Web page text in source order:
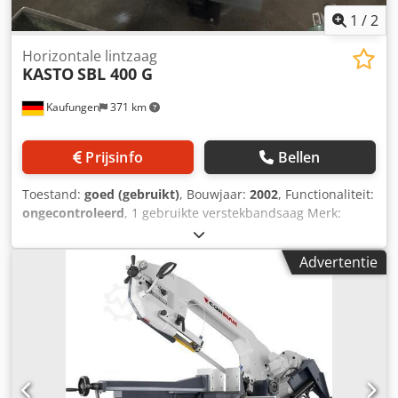
1 /2
Kaufungen 371 km
Horizontale lintzaag
KASTOSBL 400 G
Prijsinfo Bellen
Toestand: goed (gebruikt), Bouwjaar: 2002, Functionaliteit:
ongecontroleerd, 1 gebruikte verstekbandsaag Merk:
Kasto Type: SBL 400 G Bouwjaar: 2002 Technische
gegevens: Lengte: 2491 mm Breedte: 1240 mm Hoogte:
1369 mm (beugel beneden), 2109 mm (beugel boven)
Minimale zaaglengte: 6 mm Kortste restlengte: 35 mm
Totaal gewicht ca.: 920 kg Totale aandrijvingsvermogen ca.:
3,5 kW Credpfxjwuqbbs Ag Ajf Verstekverstelling: 0-60°
Zaagsnelheid: 32/64 m/min Zaagvoeding: hydraulisch
stromingsgeregeld Materiaalklem: handmatig
Zaagbandafmetingen: 5090 x 34 x 1,1 mm
Advertentie